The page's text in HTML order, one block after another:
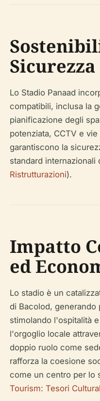
Sicurezza
Lo Stadio Panaad
compatibili, inclusa la
pianificazione degli
potenziata, CCTV e
garantiscono la
standard internazionali
Ristrutturazioni).
Impatto
ed
Lo stadio è un
di Bacolod, generando
stimolando l'ospitalità
l'orgoglio locale
doppio ruolo come
rafforza la coesione
come un centro per lo
Tourism: Tesori